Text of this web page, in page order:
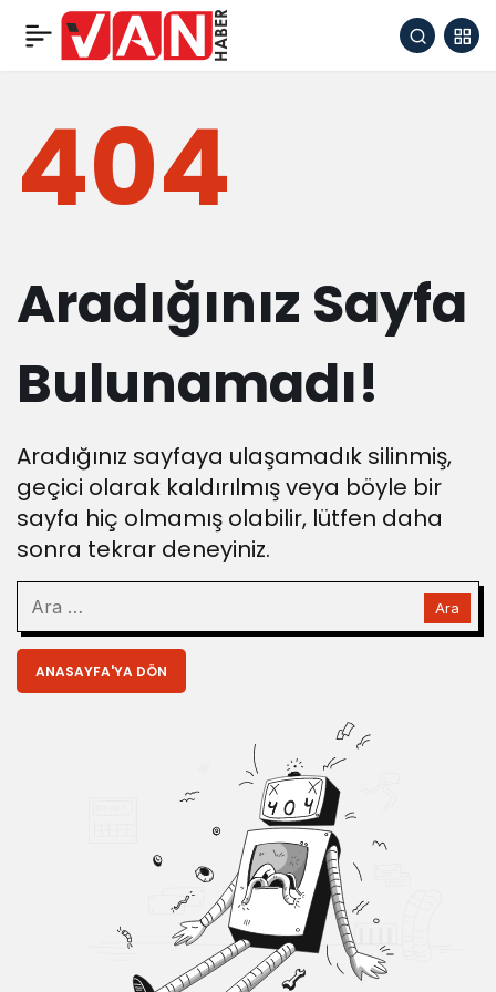
404
Aradığınız Sayfa
Bulunamadı!
Aradığınız sayfaya ulaşamadık silinmiş,
geçici olarak kaldırılmış veya böyle bir
sayfa hiç olmamış olabilir, lütfen daha
sonra tekrar deneyiniz.
ANASAYFA'YA DÖN